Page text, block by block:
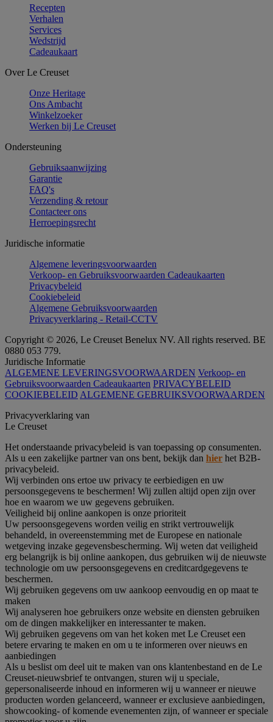
Recepten
Verhalen
Services
Wedstrijd
Cadeaukaart
Over Le Creuset
Onze Heritage
Ons Ambacht
Winkelzoeker
Werken bij Le Creuset
Ondersteuning
Gebruiksaanwijzing
Garantie
FAQ's
Verzending & retour
Contacteer ons
Herroepingsrecht
Juridische informatie
Algemene leveringsvoorwaarden
Verkoop- en Gebruiksvoorwaarden Cadeaukaarten
Privacybeleid
Cookiebeleid
Algemene Gebruiksvoorwaarden
Privacyverklaring - Retail-CCTV
Copyright © 2026, Le Creuset Benelux NV. All rights reserved. BE
0880 053 779.
Juridische Informatie
ALGEMENE LEVERINGSVOORWAARDEN Verkoop- en
Gebruiksvoorwaarden Cadeaukaarten PRIVACYBELEID
COOKIEBELEID ALGEMENE GEBRUIKSVOORWAARDEN
Privacyverklaring van
Le Creuset
Het onderstaande privacybeleid is van toepassing op consumenten.
Als u een zakelijke partner van ons bent, bekijk dan hier het B2B-
privacybeleid.
Wij verbinden ons ertoe uw privacy te eerbiedigen en uw
persoonsgegevens te beschermen! Wij zullen altijd open zijn over
hoe en waarom we uw gegevens gebruiken.
Veiligheid bij online aankopen is onze prioriteit
Uw persoonsgegevens worden veilig en strikt vertrouwelijk
behandeld, in overeenstemming met de Europese en nationale
wetgeving inzake gegevensbescherming. Wij weten dat veiligheid
erg belangrijk is bij online aankopen, dus gebruiken wij de nieuwste
technologie om uw persoonsgegevens en creditcardgegevens te
beschermen.
Wij gebruiken gegevens om uw aankoop eenvoudig en op maat te
maken
Wij analyseren hoe gebruikers onze website en diensten gebruiken
om de dingen makkelijker en interessanter te maken.
Wij gebruiken gegevens om van het koken met Le Creuset een
betere ervaring te maken en om u te informeren over nieuws en
aanbiedingen
Als u beslist om deel uit te maken van ons klantenbestand en de Le
Creuset-nieuwsbrief te ontvangen, sturen wij u speciale,
gepersonaliseerde inhoud en informeren wij u wanneer er nieuwe
producten worden gelanceerd, wanneer er exclusieve aanbiedingen,
showcooking- of komende evenementen zijn, of wanneer er speciale